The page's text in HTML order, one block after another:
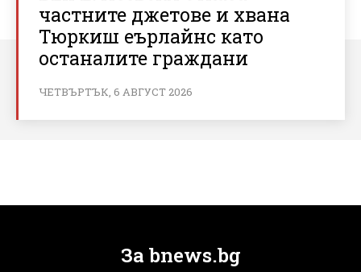
частните джетове и хвана
Тюркиш еърлайнс като
останалите граждани
ЧЕТВЪРТЪК, 6 АВГУСТ 2026
За bnews.bg